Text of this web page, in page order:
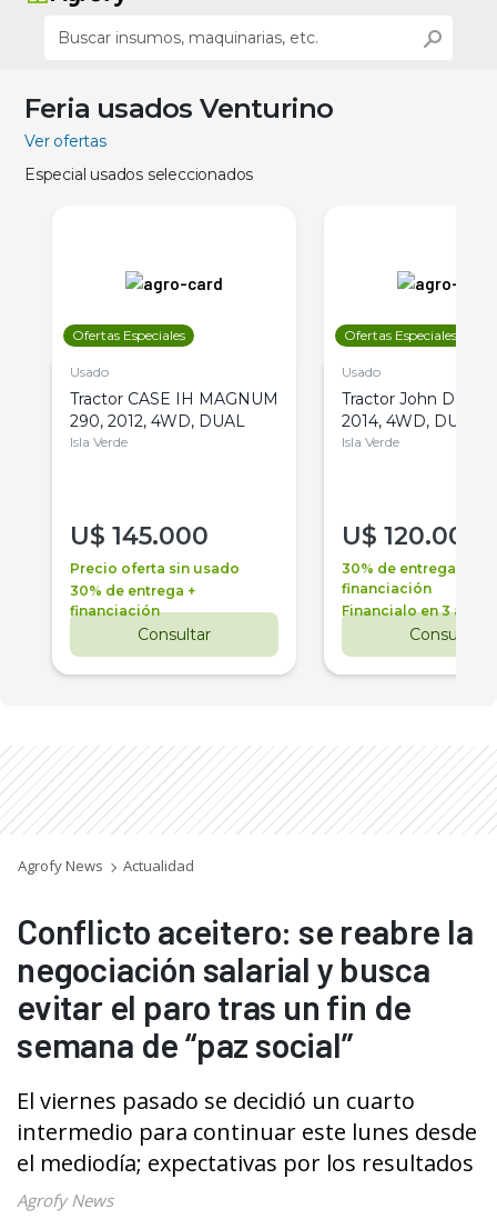
Feria usados Venturino
Ver ofertas
Especial usados seleccionados
Ofertas Especiales
Usado
Tractor CASE IH MAGNUM
290, 2012, 4WD, DUAL
Isla Verde
U$ 145.000
Precio oferta sin usado
30% de entrega +
financiación
Consultar
Ofertas Especiales
Usado
Tractor John Deere
2014, 4WD, DUAL
Isla Verde
U$ 120.000
30% de entrega +
financiación
Financialo en 3 años
Consultar
Agrofy News Actualidad
Conflicto aceitero: se reabre la
negociación salarial y busca
evitar el paro tras un fin de
semana de “paz social”
El viernes pasado se decidió un cuarto
intermedio para continuar este lunes desde
el mediodía; expectativas por los resultados
Agrofy News